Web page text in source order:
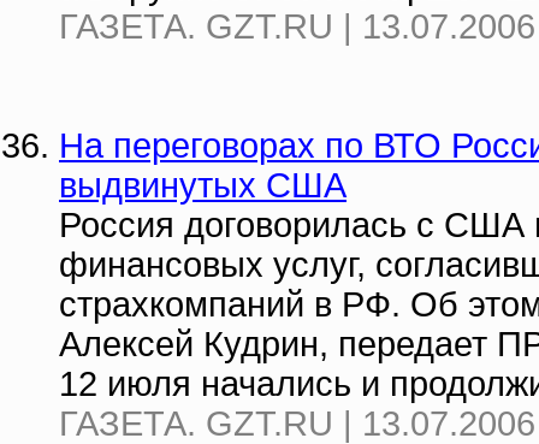
ГАЗЕТА. GZT.RU |
На переговорах по ВТО
выдвинутых США
Россия договорилась с США
финансовых услуг,
страхкомпаний в РФ. Об
Алексей Кудрин, передает
12 июля начались и
ГАЗЕТА. GZT.RU |